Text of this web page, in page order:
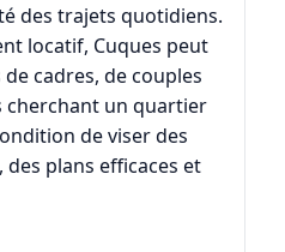
des trajets quotidiens.
locatif, Cuques peut
cadres, de couples
cherchant un quartier
de viser des
plans efficaces et